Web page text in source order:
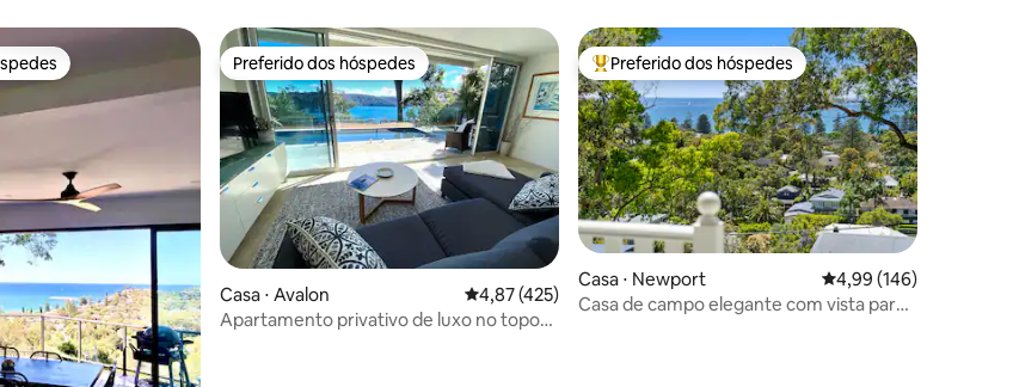
5, 154 avaliações
Preferido dos hóspedes
Preferido dos hóspedes
Casa ⋅ Avalon 4,87 de uma avaliação média de 5, 425 avaliações
4,87 (425)
Apartamento privativo de luxo no topo
Entre os melhores preferidos dos hóspedes
Preferido dos hóspedes
Casa ⋅ Newport 4,99 de uma avaliação
4,99 (146)
Casa de campo elegante com vista para